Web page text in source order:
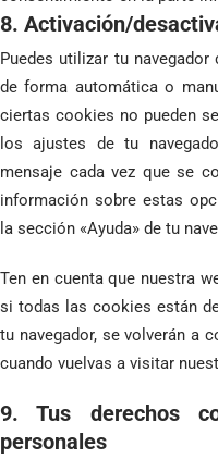
8. Activación/
Puedes utilizar tu
de forma automática o
ciertas cookies no pueden
los ajustes de tu
mensaje cada vez que se
información sobre estas
la sección «Ayuda» de tu
Ten en cuenta que nuestra
si todas las cookies están
tu navegador, se volverán a
cuando vuelvas a visitar
9. Tus derechos
personales